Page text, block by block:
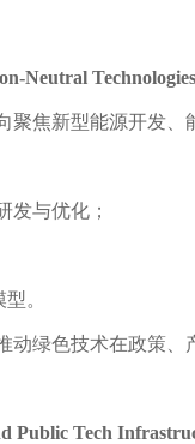
Neutral Technologies
焦新型能源开发、
发与优化；
。
绿色技术在政策、
Public Tech